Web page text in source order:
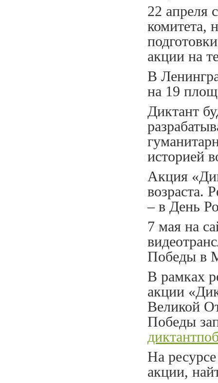
22 апреля
комитета,
акции на
В
на 19
Диктант
историей
Акция
возраста.
– в День
7 мая на
Победы в
В рамках
акции
Великой
Победы
На
акции,